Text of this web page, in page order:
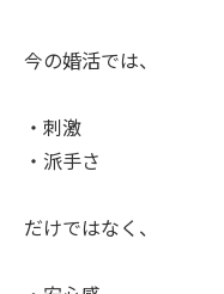
今の婚活では、
・刺激
・派手さ
だけではなく、